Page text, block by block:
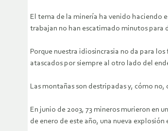
El tema de la minería ha venido haciendo
trabajan no han escatimado minutos para
Porque nuestra idiosincrasia no da para
atascados por siempre al otro lado del
Las montañas son destripadas y, cómo
En junio de 2003, 73 mineros murieron en
de enero de este año, una nueva